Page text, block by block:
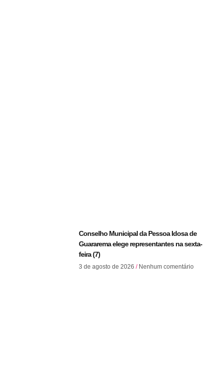
Conselho Municipal da Pessoa Idosa de
Guararema elege representantes na sexta-
feira (7)
3 de agosto de 2026 Nenhum comentário